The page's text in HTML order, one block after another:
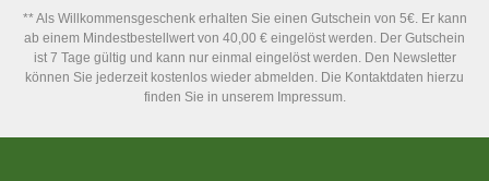
** Als Willkommensgeschenk erhalten Sie einen Gutschein von 5€. Er kann
ab einem Mindestbestellwert von 40,00 € eingelöst werden. Der Gutschein
ist 7 Tage gültig und kann nur einmal eingelöst werden. Den Newsletter
können Sie jederzeit kostenlos wieder abmelden. Die Kontaktdaten hierzu
finden Sie in unserem Impressum.